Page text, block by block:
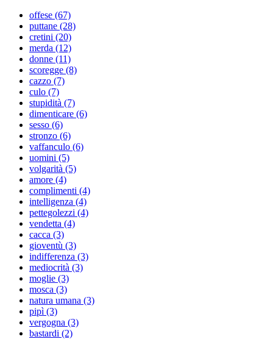
offese (67)
puttane (28)
cretini (20)
merda (12)
donne (11)
scoregge (8)
cazzo (7)
culo (7)
stupidità (7)
dimenticare (6)
sesso (6)
stronzo (6)
vaffanculo (6)
uomini (5)
volgarità (5)
amore (4)
complimenti (4)
intelligenza (4)
pettegolezzi (4)
vendetta (4)
cacca (3)
gioventù (3)
indifferenza (3)
mediocrità (3)
moglie (3)
mosca (3)
natura umana (3)
pipì (3)
vergogna (3)
bastardi (2)